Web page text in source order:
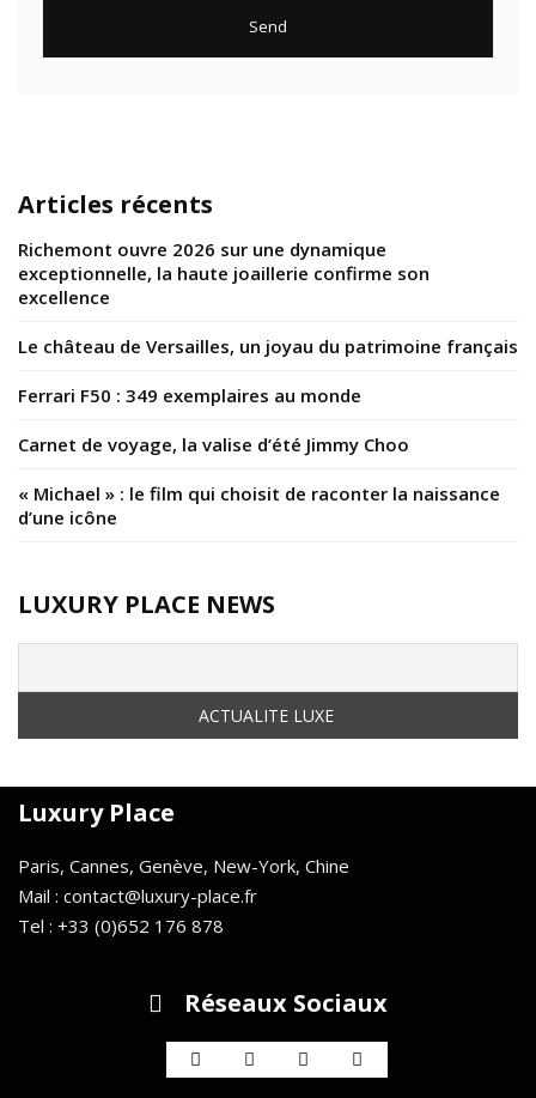
Articles récents
Richemont ouvre 2026 sur une dynamique
exceptionnelle, la haute joaillerie confirme son
excellence
Le château de Versailles, un joyau du patrimoine français
Ferrari F50 : 349 exemplaires au monde
Carnet de voyage, la valise d’été Jimmy Choo
« Michael » : le film qui choisit de raconter la naissance
d’une icône
LUXURY PLACE NEWS
Luxury Place
Paris, Cannes, Genève, New-York, Chine
Mail : contact@luxury-place.fr
Tel : +33 (0)652 176 878
Réseaux Sociaux